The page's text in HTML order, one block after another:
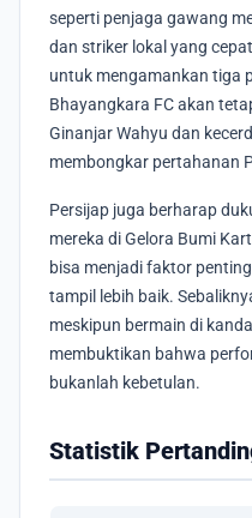
seperti penjaga gawang
dan striker lokal yang
untuk mengamankan tiga
Bhayangkara FC akan
Ginanjar Wahyu dan
membongkar pertahanan
Persijap juga berharap
mereka di Gelora Bumi
bisa menjadi faktor
tampil lebih baik.
meskipun bermain di
membuktikan bahwa
bukanlah kebetulan.
Statistik